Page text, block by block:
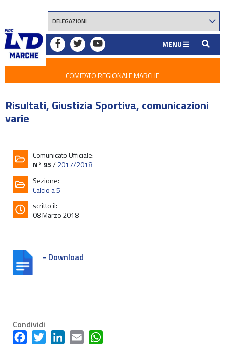
MENU
COMITATO REGIONALE MARCHE
Risultati, Giustizia Sportiva, comunicazioni
varie
Comunicato Ufficiale:
N° 95/2017/2018
Sezione:
Calcio a 5
scritto il:
08 Marzo 2018
- Download
Condividi
FacebookTwitter LinkedInEmail